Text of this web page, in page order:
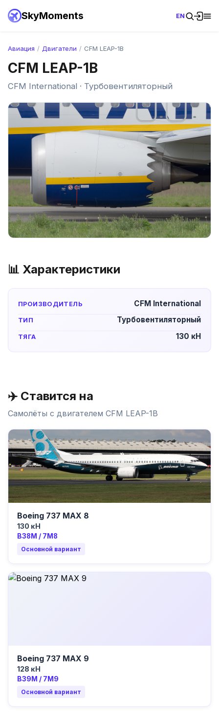
SkyMoments EN
Авиация / Двигатели / CFM LEAP-1B
CFM LEAP-1B
CFM International · Турбовентиляторный
📊 Характеристики
ПРОИЗВОДИТЕЛЬ CFM International
ТИП Турбовентиляторный
ТЯГА 130 кН
✈️ Ставится на
Самолёты с двигателем CFM LEAP-1B
Boeing 737 MAX 8
130 кН
B38M / 7M8
Основной вариант
Boeing 737 MAX 9
128 кН
B39M / 7M9
Основной вариант